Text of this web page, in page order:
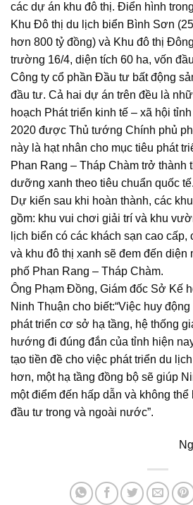
các dự án khu đô thị. Điển hình
Khu Đô thị du lịch biển Bình Sơn
hơn 800 tỷ đồng) và Khu đô thị
trường 16/4, diện tích 60 ha, vốn
Công ty cổ phần Đầu tư bất động
đầu tư. Cả hai dự án trên đều là
hoạch Phát triển kinh tế – xã hội
2020 được Thủ tướng Chính phủ
này là hạt nhân cho mục tiêu phát
Phan Rang – Tháp Chàm trở thành
dưỡng xanh theo tiêu chuẩn quốc tế.
Dự kiến sau khi hoàn thành, các
gồm: khu vui chơi giải trí và khu
lịch biển có các khách sạn cao
và khu đô thị xanh sẽ đem đến diện
phố Phan Rang – Tháp Chàm.
Ông Phạm Đồng, Giám đốc Sở Kế
Ninh Thuận cho biết:“Việc huy
phát triển cơ sở hạ tầng, hệ thống
hướng đi đúng đắn của tỉnh hiện
tạo tiền đề cho việc phát triển du
hơn, một hạ tầng đồng bộ sẽ giúp
một điểm đến hấp dẫn và không thể
đầu tư trong và ngoài nước”.